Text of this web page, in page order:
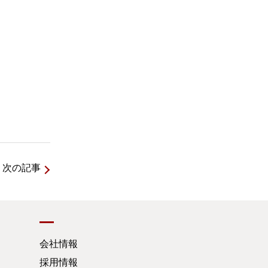
次の記事
会社情報
採用情報